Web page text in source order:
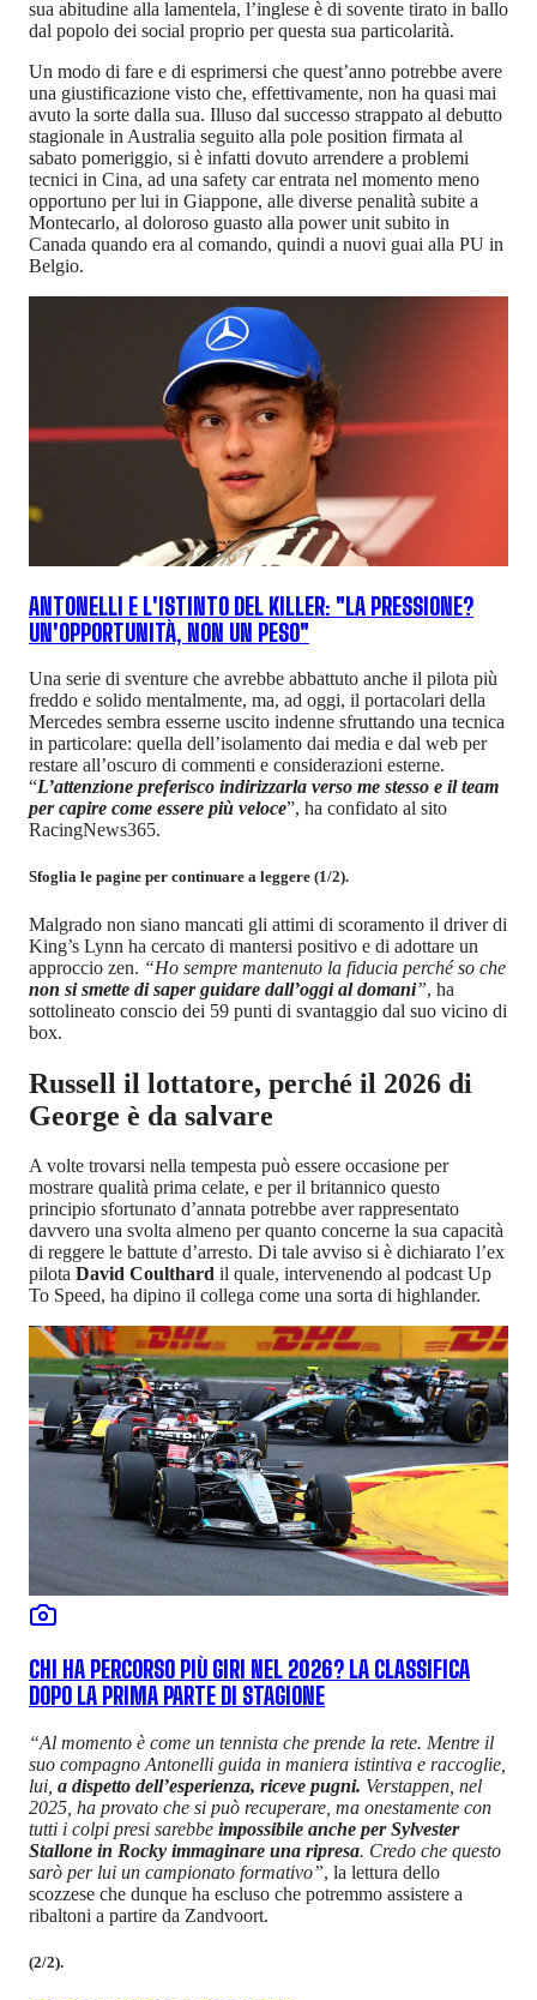
sua abitudine alla lamentela, l’inglese è di sovente tirato in ballo
dal popolo dei social proprio per questa sua particolarità.
Un modo di fare e di esprimersi che quest’anno potrebbe avere
una giustificazione visto che, effettivamente, non ha quasi mai
avuto la sorte dalla sua. Illuso dal successo strappato al debutto
stagionale in Australia seguito alla pole position firmata al
sabato pomeriggio, si è infatti dovuto arrendere a problemi
tecnici in Cina, ad una safety car entrata nel momento meno
opportuno per lui in Giappone, alle diverse penalità subite a
Montecarlo, al doloroso guasto alla power unit subito in
Canada quando era al comando, quindi a nuovi guai alla PU in
Belgio.
ANTONELLI E L'ISTINTO DEL KILLER: "LA PRESSIONE?
UN'OPPORTUNITÀ, NON UN PESO"
Una serie di sventure che avrebbe abbattuto anche il pilota più
freddo e solido mentalmente, ma, ad oggi, il portacolari della
Mercedes sembra esserne uscito indenne sfruttando una tecnica
in particolare: quella dell’isolamento dai media e dal web per
restare all’oscuro di commenti e considerazioni esterne.
“L’attenzione preferisco indirizzarla verso me stesso e il team
per capire come essere più veloce”, ha confidato al sito
RacingNews365.
Sfoglia le pagine per continuare a leggere (1/2).
Malgrado non siano mancati gli attimi di scoramento il driver di
King’s Lynn ha cercato di mantersi positivo e di adottare un
approccio zen. “Ho sempre mantenuto la fiducia perché so che
non si smette di saper guidare dall’oggi al domani”, ha
sottolineato conscio dei 59 punti di svantaggio dal suo vicino di
box.
Russell il lottatore, perché il 2026 di
George è da salvare
A volte trovarsi nella tempesta può essere occasione per
mostrare qualità prima celate, e per il britannico questo
principio sfortunato d’annata potrebbe aver rappresentato
davvero una svolta almeno per quanto concerne la sua capacità
di reggere le battute d’arresto. Di tale avviso si è dichiarato l’ex
pilota David Coulthard il quale, intervenendo al podcast Up
To Speed, ha dipino il collega come una sorta di highlander.
CHI HA PERCORSO PIÙ GIRI NEL 2026? LA CLASSIFICA
DOPO LA PRIMA PARTE DI STAGIONE
“Al momento è come un tennista che prende la rete. Mentre il
suo compagno Antonelli guida in maniera istintiva e raccoglie,
lui, a dispetto dell’esperienza, riceve pugni. Verstappen, nel
2025, ha provato che si può recuperare, ma onestamente con
tutti i colpi presi sarebbe impossibile anche per Sylvester
Stallone in Rocky immaginare una ripresa. Credo che questo
sarò per lui un campionato formativo”, la lettura dello
scozzese che dunque ha escluso che potremmo assistere a
ribaltoni a partire da Zandvoort.
(2/2).